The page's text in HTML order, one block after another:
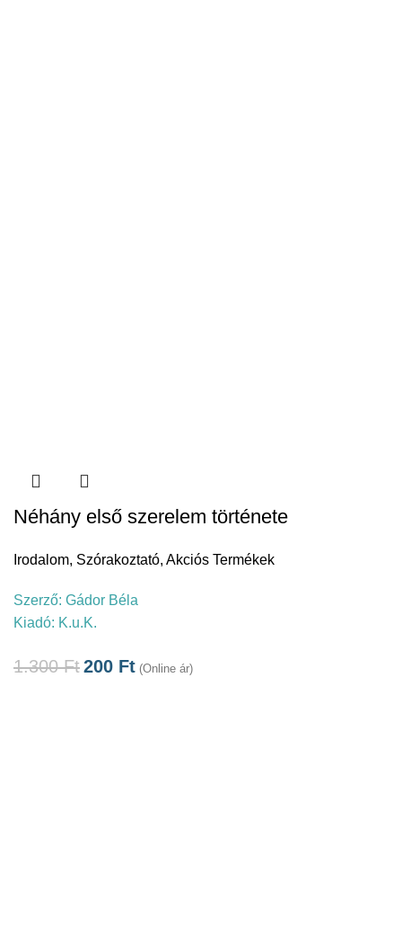
Néhány első szerelem története
Irodalom, Szórakoztató, Akciós Termékek
Szerző: Gádor Béla
Kiadó: K.u.K.
1.300Ft200 Ft (Online ár)